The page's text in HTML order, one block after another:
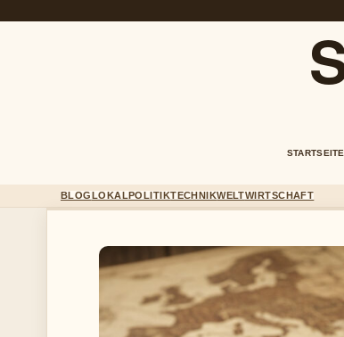
STARTSEITE
BLOGLOKALPOLITIKTECHNIKWELTWIRTSCHAFT